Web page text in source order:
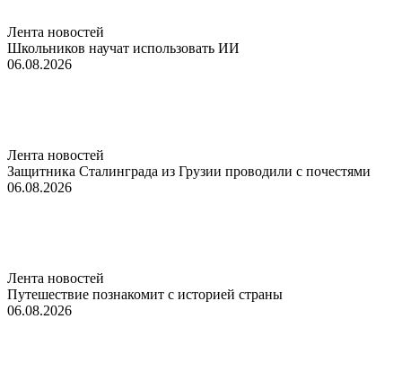
Лента новостей
Школьников научат использовать ИИ
06.08.2026
Лента новостей
Защитника Сталинграда из Грузии проводили с почестями
06.08.2026
Лента новостей
Путешествие познакомит с историей страны
06.08.2026